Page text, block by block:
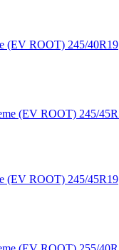
(EV ROOT) 245/40R19
(EV ROOT) 245/45R19